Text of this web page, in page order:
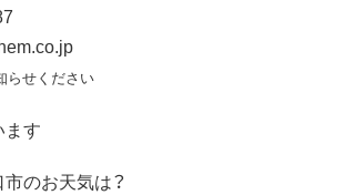
せください
す
のお天気は？